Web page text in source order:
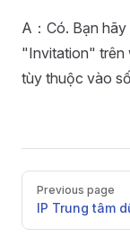
A：Có. Bạn
"Invitation" trên
tùy thuộc vào
PagerPrevious page
IP Trung tâm